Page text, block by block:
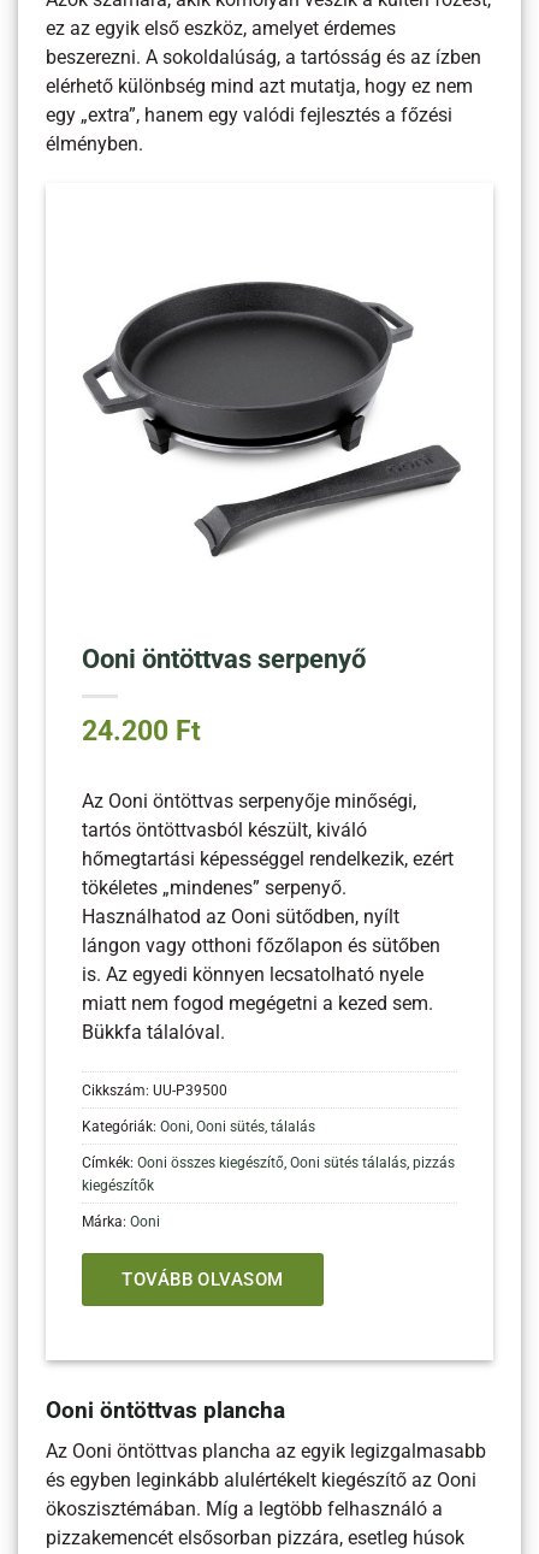
ez az egyik első eszköz, amelyet érdemes
beszerezni. A sokoldalúság, a tartósság és az ízben
elérhető különbség mind azt mutatja, hogy ez nem
egy „extra”, hanem egy valódi fejlesztés a főzési
élményben.
Ooni öntöttvas serpenyő
24.200 Ft
Az Ooni öntöttvas serpenyője minőségi,
tartós öntöttvasból készült, kiváló
hőmegtartási képességgel rendelkezik, ezért
tökéletes „mindenes” serpenyő.
Használhatod az Ooni sütődben, nyílt
lángon vagy otthoni főzőlapon és sütőben
is. Az egyedi könnyen lecsatolható nyele
miatt nem fogod megégetni a kezed sem.
Bükkfa tálalóval.
Cikkszám:UU-P39500
Kategóriák:Ooni ,Ooni sütés, tálalás
Címkék:Ooni összes kiegészítő ,Ooni sütés tálalás ,pizzás
kiegészítők
Márka:Ooni
TOVÁBB OLVASOM
Ooni öntöttvas plancha
Az Ooni öntöttvas plancha az egyik legizgalmasabb
és egyben leginkább alulértékelt kiegészítő az Ooni
ökoszisztémában. Míg a legtöbb felhasználó a
pizzakemencét elsősorban pizzára, esetleg húsok